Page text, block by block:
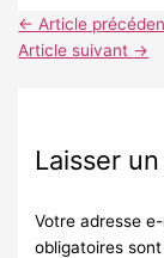
← Article
Article suivant →
Laisser
Votre adresse
obligatoires